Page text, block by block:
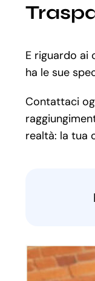
E riguardo ai
ha le sue
Contattaci
realtà: la tua